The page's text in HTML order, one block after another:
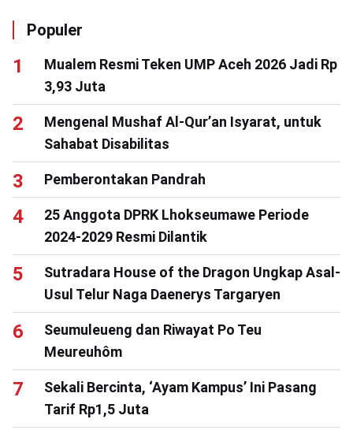
Populer
Mualem Resmi Teken UMP Aceh 2026 Jadi Rp
3,93 Juta
Mengenal Mushaf Al-Qur’an Isyarat, untuk
Sahabat Disabilitas
Pemberontakan Pandrah
25 Anggota DPRK Lhokseumawe Periode
2024-2029 Resmi Dilantik
Sutradara House of the Dragon Ungkap Asal-
Usul Telur Naga Daenerys Targaryen
Seumuleueng dan Riwayat Po Teu
Meureuhôm
Sekali Bercinta, ‘Ayam Kampus’ Ini Pasang
Tarif Rp1,5 Juta